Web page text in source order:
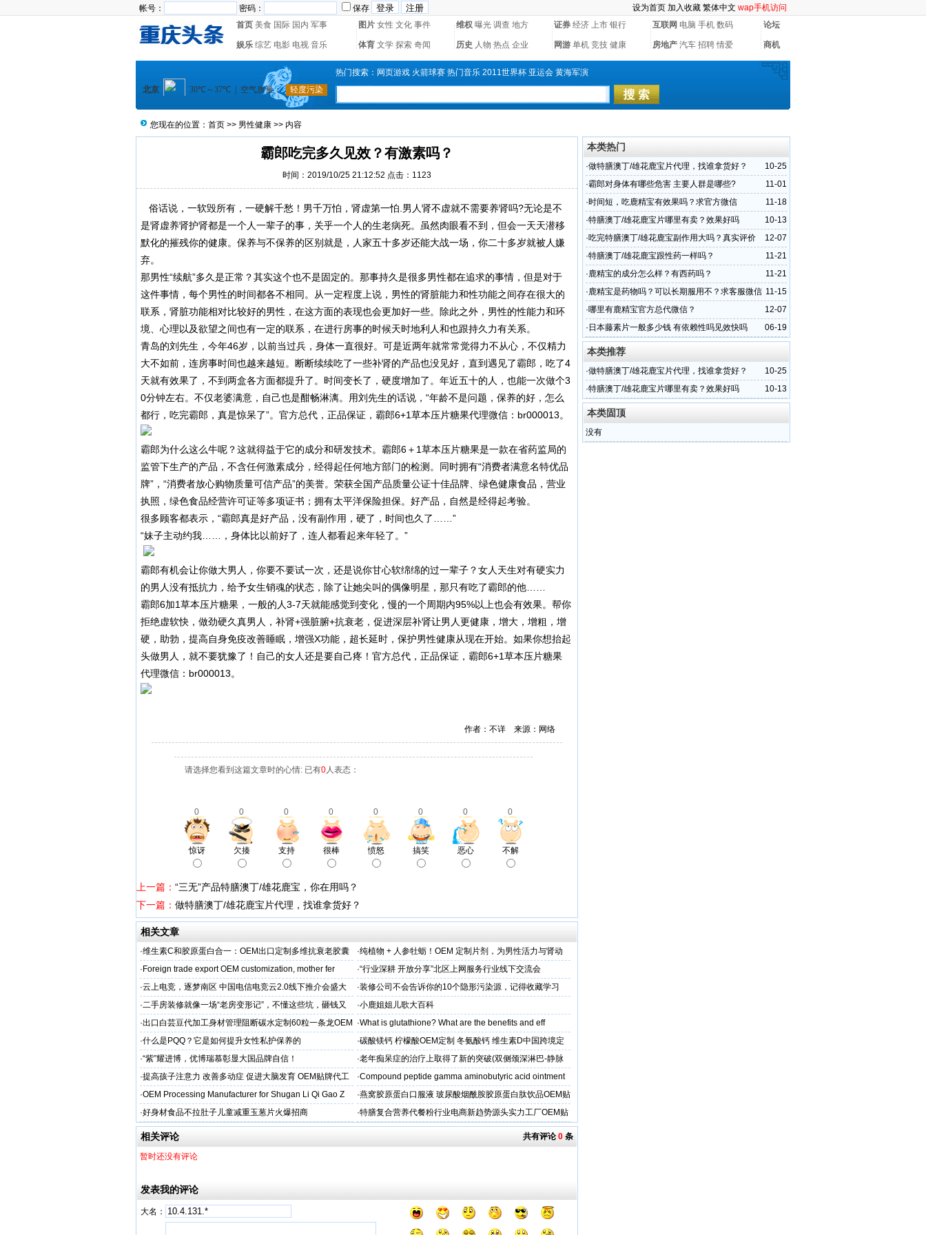
帐号： 密码： 保存 设为首页 加入收藏 繁体中文 wap手机访问
首页 美食 国际 国内 军事 图片 女性 文化 事件 维权 曝光 调查 地方 证券 经济 上市 银行 互联网 电脑 手机 数码 论坛
娱乐 综艺 电影 电视 音乐 体育 文学 探索 奇闻 历史 人物 热点 企业 网游 单机 竞技 健康 房地产 汽车 招聘 情爱 商机
热门搜索： 网页游戏 火箭球赛 热门音乐 2011世界杯 亚运会 黄海军演
您现在的位置： 首页 >> 男性健康 >> 内容
霸郎吃完多久见效？有激素吗？
时间：2019/10/25 21:12:52 点击：1123
俗话说，一软毁所有，一硬解千愁！男千万怕，肾虚第一怕.男人肾不虚就不需要养肾吗?无论是不
是肾虚养肾护肾都是一个人一辈子的事，关乎一个人的生老病死。虽然肉眼看不到，但会一天天潜移
默化的摧残你的健康。保养与不保养的区别就是，人家五十多岁还能大战一场，你二十多岁就被人嫌
弃。
那男性“续航”多久是正常？其实这个也不是固定的。那事持久是很多男性都在追求的事情，但是对于
这件事情，每个男性的时间都各不相同。从一定程度上说，男性的肾脏能力和性功能之间存在很大的
联系，肾脏功能相对比较好的男性，在这方面的表现也会更加好一些。除此之外，男性的性能力和环
境、心理以及欲望之间也有一定的联系，在进行房事的时候天时地利人和也跟持久力有关系。
青岛的刘先生，今年46岁，以前当过兵，身体一直很好。可是近两年就常常觉得力不从心，不仅精力
大不如前，连房事时间也越来越短。断断续续吃了一些补肾的产品也没见好，直到遇见了霸郎，吃了4
天就有效果了，不到两盒各方面都提升了。时间变长了，硬度增加了。年近五十的人，也能一次做个3
0分钟左右。不仅老婆满意，自己也是酣畅淋漓。用刘先生的话说，“年龄不是问题，保养的好，怎么
都行，吃完霸郎，真是惊呆了”。官方总代，正品保证，霸郎6+1草本压片糖果代理微信：br000013。
霸郎为什么这么牛呢？这就得益于它的成分和研发技术。霸郎6＋1草本压片糖果是一款在省药监局的
监管下生产的产品，不含任何激素成分，经得起任何地方部门的检测。同时拥有“消费者满意名特优品
牌”，“消费者放心购物质量可信产品”的美誉。荣获全国产品质量公证十佳品牌、绿色健康食品，营业
执照，绿色食品经营许可证等多项证书；拥有太平洋保险担保。好产品，自然是经得起考验。
很多顾客都表示，“霸郎真是好产品，没有副作用，硬了，时间也久了……”
“妹子主动约我……，身体比以前好了，连人都看起来年轻了。”
霸郎有机会让你做大男人，你要不要试一次，还是说你甘心软绵绵的过一辈子？女人天生对有硬实力
的男人没有抵抗力，给予女生销魂的状态，除了让她尖叫的偶像明星，那只有吃了霸郎的他……
霸郎6加1草本压片糖果，一般的人3-7天就能感觉到变化，慢的一个周期内95%以上也会有效果。帮你
拒绝虚软快，做劲硬久真男人，补肾+强脏腑+抗衰老，促进深层补肾让男人更健康，增大，增粗，增
硬，助勃，提高自身免疫改善睡眠，增强X功能，超长延时，保护男性健康从现在开始。如果你想抬起
头做男人，就不要犹豫了！自己的女人还是要自己疼！官方总代，正品保证，霸郎6+1草本压片糖果
代理微信：br000013。
作者：不详 来源：网络
请选择您看到这篇文章时的心情: 已有0人表态：
0 0 0 0 0 0 0 0
惊讶 欠揍 支持 很棒 愤怒 搞笑 恶心 不解
上一篇： “三无”产品特膳澳丁/雄花鹿宝，你在用吗？
下一篇： 做特膳澳丁/雄花鹿宝片代理，找谁拿货好？
相关文章
·维生素C和胶原蛋白合一：OEM出口定制多维抗衰老胶囊 ·纯植物 + 人参牡蛎！OEM 定制片剂，为男性活力与肾动
力保驾护航
· Foreign trade export OEM customization, mother fer ·“行业深耕 开放分享”北区上网服务行业线下交流会
·云上电竞，逐梦南区 中国电信电竞云2.0线下推介会盛大
启幕
·装修公司不会告诉你的10个隐形污染源，记得收藏学习
·二手房装修就像一场“老房变形记”，不懂这些坑，砸钱又
糟心！看完这篇再开工
·小鹿姐姐儿歌大百科
·出口白芸豆代加工身材管理阻断碳水定制60粒一条龙OEM
贴牌
·What is glutathione? What are the benefits and eff
·什么是PQQ？它是如何提升女性私护保养的 ·碳酸镁钙 柠檬酸OEM定制 冬氨酸钙 维生素D中国跨境定
制
·“紫”耀进博，优博瑞慕彰显大国品牌自信！ ·老年痴呆症的治疗上取得了新的突破(双侧颈深淋巴-静脉
吻合术)
·提高孩子注意力 改善多动症 促进大脑发育 OEM贴牌代工 ·Compound peptide gamma aminobutyric acid ointment
·OEM Processing Manufacturer for Shugan Li Qi Gao Z ·燕窝胶原蛋白口服液 玻尿酸烟酰胺胶原蛋白肽饮品OEM贴
牌
·好身材食品不拉肚子儿童减重玉葱片火爆招商 ·特膳复合营养代餐粉行业电商新趋势源头实力工厂OEM贴
牌代工
共有评论0 条
相关评论
暂时还没有评论
发表我的评论
大名：
本类热门
10-25
·做特膳澳丁/雄花鹿宝片代理，找谁拿货好？
11-01
·霸郎对身体有哪些危害 主要人群是哪些?
11-18
·时间短，吃鹿精宝有效果吗？求官方微信
10-13
·特膳澳丁/雄花鹿宝片哪里有卖？效果好吗
12-07
·吃完特膳澳丁/雄花鹿宝副作用大吗？真实评价
11-21
·特膳澳丁/雄花鹿宝跟性药一样吗？
11-21
·鹿精宝的成分怎么样？有西药吗？
11-15
·鹿精宝是药物吗？可以长期服用不？求客服微信
12-07
·哪里有鹿精宝官方总代微信？
06-19
· 日本藤素片一般多少钱 有依赖性吗见效快吗
本类推荐
10-25
·做特膳澳丁/雄花鹿宝片代理，找谁拿货好？
10-13
·特膳澳丁/雄花鹿宝片哪里有卖？效果好吗
本类固顶
没有